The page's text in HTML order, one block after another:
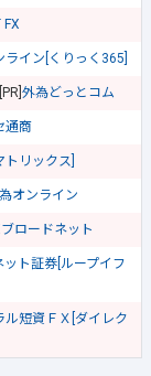
FX
ライン[くりっく365]
[PR] 外為どっとコム
通商
トリックス]
オンライン
ブロードネット
ット証券[ループイフ
ル短資ＦＸ[ダイレク